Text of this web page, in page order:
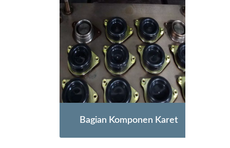
Bagian Komponen Karet